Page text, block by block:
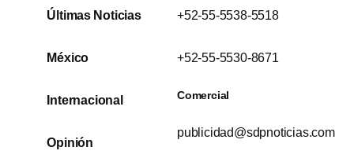
Últimas Noticias
México
Internacional
Opinión
+52-55-5538-5518
+52-55-5530-8671
Comercial
publicidad@sdpnoticias.com